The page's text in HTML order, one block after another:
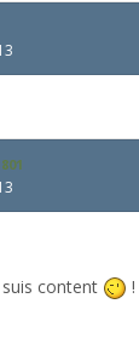
801
content
!